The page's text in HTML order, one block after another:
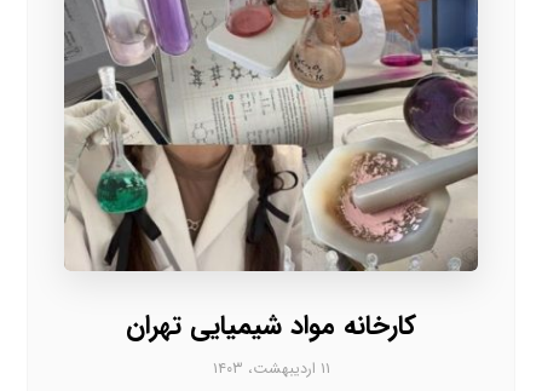
کارخانه مواد شیمیایی تهران
۱۱ اردیبهشت، ۱۴۰۳